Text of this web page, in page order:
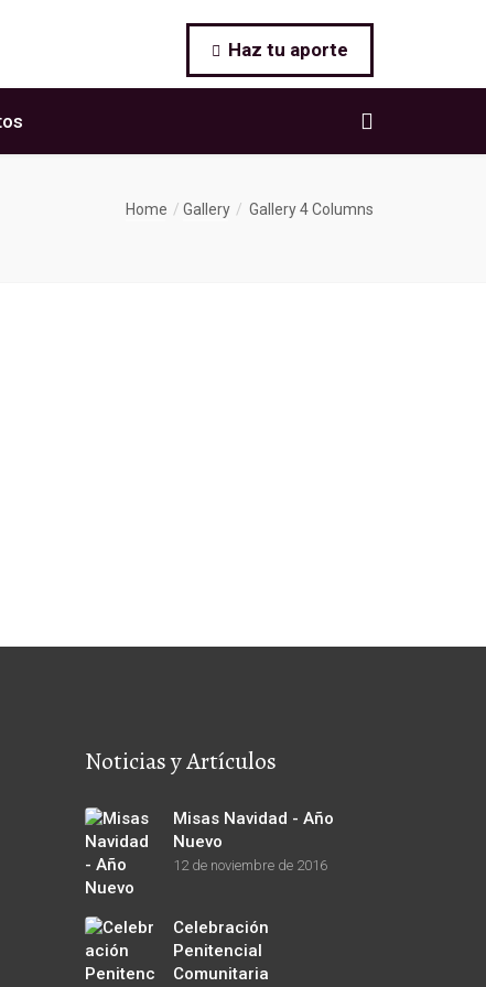
Haz tu aporte
Home Gallery Gallery 4 Columns
Noticias y Artículos
Misas Navidad - Año
Nuevo
12 de noviembre de 2016
Celebración
Penitencial
Comunitaria